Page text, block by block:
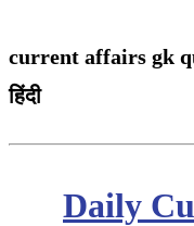
current affairs gk
हिंदी
Daily